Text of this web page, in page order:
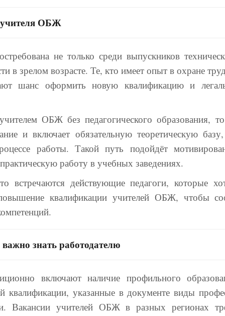
учителя ОБЖ
не только среди выпускников
в зрелом возрасте. Те, кто имеет опыт в охране
шанс оформить новую квалификацию и
ОБЖ без педагогического образования,
и включает обязательную теоретическую
работы. Такой путь подойдёт
работу в учебных заведениях.
встречаются действующие педагоги, которые
квалификации учителей ОБЖ, чтобы
знать работодателю
включают наличие профильного
квалификации, указанные в документе виды
Вакансии учителей ОБЖ в разных регионах